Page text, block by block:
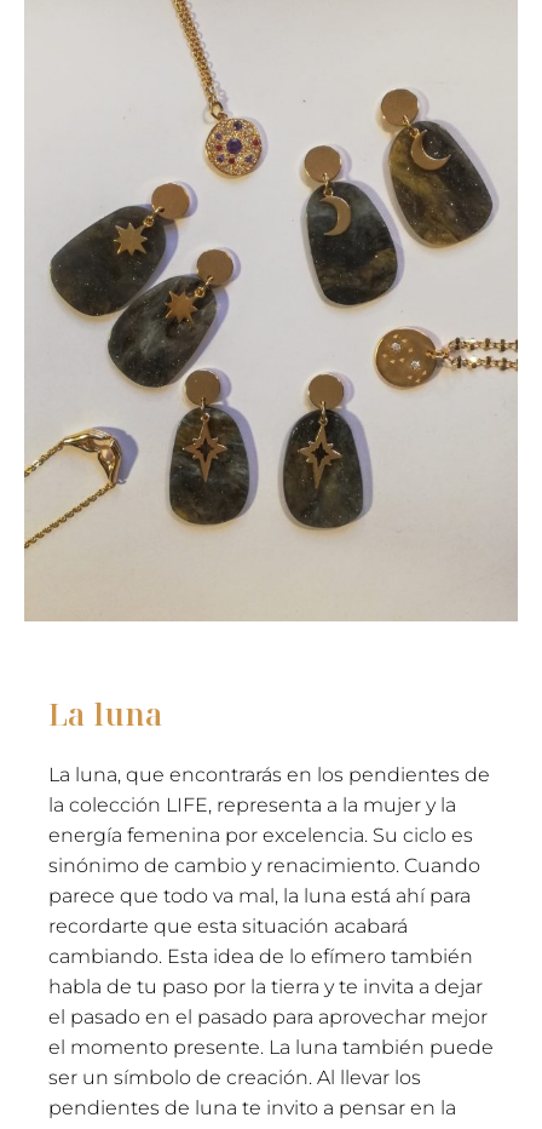
La luna
La luna, que encontrarás en los pendientes de
la colección LIFE, representa a la mujer y la
energía femenina por excelencia. Su ciclo es
sinónimo de cambio y renacimiento. Cuando
parece que todo va mal, la luna está ahí para
recordarte que esta situación acabará
cambiando. Esta idea de lo efímero también
habla de tu paso por la tierra y te invita a dejar
el pasado en el pasado para aprovechar mejor
el momento presente. La luna también puede
ser un símbolo de creación. Al llevar los
pendientes de luna te invito a pensar en la